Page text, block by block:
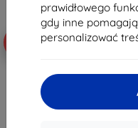
prawidłowego
gdy inne
personalizować